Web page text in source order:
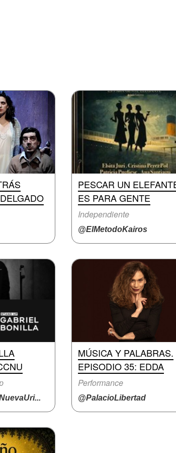
PESCAR UN
ES PARA GENTE
Independiente
@ElMetodoKairos
MÚSICA Y PALABRAS.
EPISODIO 35: EDDA
Performance
@PalacioLibertad